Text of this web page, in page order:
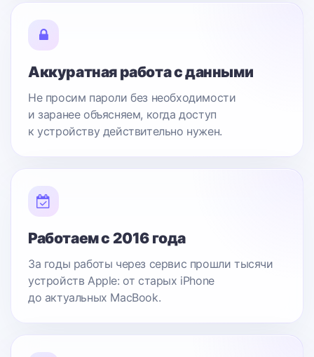
Аккуратная работа с данными
Не просим пароли без необходимости
и заранее объясняем, когда доступ
к устройству действительно нужен.
Работаем с 2016 года
За годы работы через сервис прошли тысячи
устройств Apple: от старых iPhone
до актуальных MacBook.